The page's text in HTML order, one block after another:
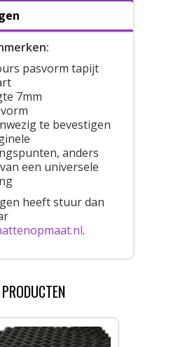
pasvorm tapijt
7mm
te bevestigen
anders
een universele
heeft stuur dan
.